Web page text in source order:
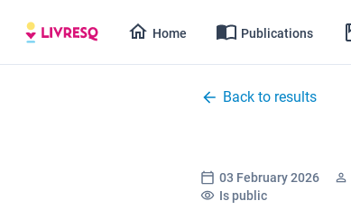
Home Publications
Back to results
03 February 2026
Is public